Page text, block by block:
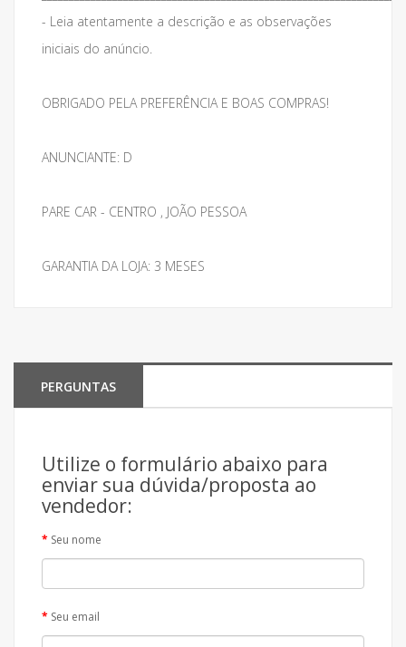
- Leia atentamente a descrição e as observações
iniciais do anúncio.
OBRIGADO PELA PREFERÊNCIA E BOAS COMPRAS!
ANUNCIANTE: D
PARE CAR - CENTRO , JOÃO PESSOA
GARANTIA DA LOJA: 3 MESES
PERGUNTAS
Utilize o formulário abaixo para
enviar sua dúvida/proposta ao
vendedor:
Seu nome
Seu email